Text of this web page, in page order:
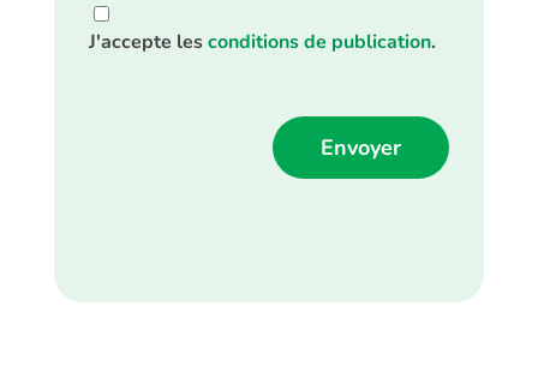
J'accepte lesconditions de publication.